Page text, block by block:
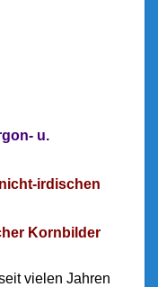
u.
irdischen
Kornbilder
vielen Jahren